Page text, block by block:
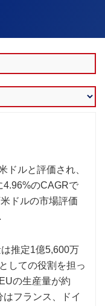
ドルと評価され、
4.96%のCAGRで
ドルの市場評価
推定1億5,600万
しての役割を担っ
の生産量が約
フランス、ドイ